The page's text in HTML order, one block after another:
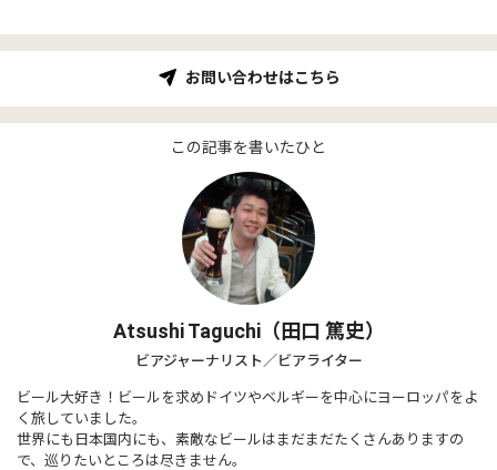
お問い合わせはこちら
この記事を書いたひと
Atsushi Taguchi（田口 篤史）
ビアジャーナリスト／ビアライター
ビール大好き！ビールを求めドイツやベルギーを中心にヨーロッパをよ
く旅していました。
世界にも日本国内にも、素敵なビールはまだまだたくさんありますの
で、巡りたいところは尽きません。